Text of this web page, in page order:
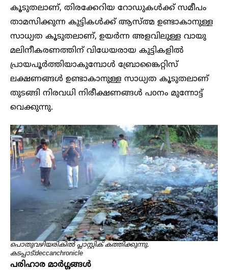
കൂടുതലാണ്, തിരക്കേറിയ റോഡുകൾക്ക് സമീപം
താമസിക്കുന്ന കുട്ടികൾക്ക് ആസ്ത്മ ഉണ്ടാകാനുള്ള
സാധ്യത കൂടുതലാണ്, ഉയർന്ന അളവിലുള്ള വായു
മലിനീകരണത്തിന് വിധേയരായ കുട്ടികളിൽ
പ്രായപൂർത്തിയാകുമ്പോൾ ബ്രോങ്കൈറ്റിസ്
ലക്ഷണങ്ങൾ ഉണ്ടാകാനുള്ള സാധ്യത കൂടുതലാണ്
തുടങ്ങി നിരവധി നിരീക്ഷണങ്ങൾ പoനം മുന്നോട്ട്
വെക്കുന്നു.
പൊതുവഴിയരികിൽ പ്ലാസ്റ്റിക് കത്തിക്കുന്നു.
കടപ്പാട്:deccanchronicle
പരിഹാര മാർഗ്ഗങ്ങൾ